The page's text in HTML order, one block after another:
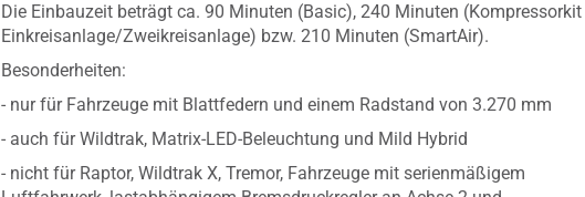
Die Einbauzeit beträgt ca. 90 Minuten (Basic), 240 Minuten (Kompressorkit
Einkreisanlage/Zweikreisanlage) bzw. 210 Minuten (SmartAir).
Besonderheiten:
- nur für Fahrzeuge mit Blattfedern und einem Radstand von 3.270 mm
- auch für Wildtrak, Matrix-LED-Beleuchtung und Mild Hybrid
- nicht für Raptor, Wildtrak X, Tremor, Fahrzeuge mit serienmäßigem